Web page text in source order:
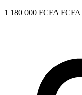
1 180 000 FCFA FCFA